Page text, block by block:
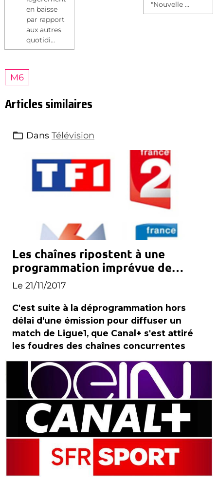
en baisse
par rapport
aux autres
quotidi...
"Nouvelle ...
M6
Articles similaires
Dans Télévision
Les chaînes ripostent à une
programmation imprévue de
Canal+
Le 21/11/2017
C'est suite à la déprogrammation hors
délai d'une émission pour diffuser un
match de Ligue1, que Canal+ s'est attiré
les foudres des chaînes concurrentes